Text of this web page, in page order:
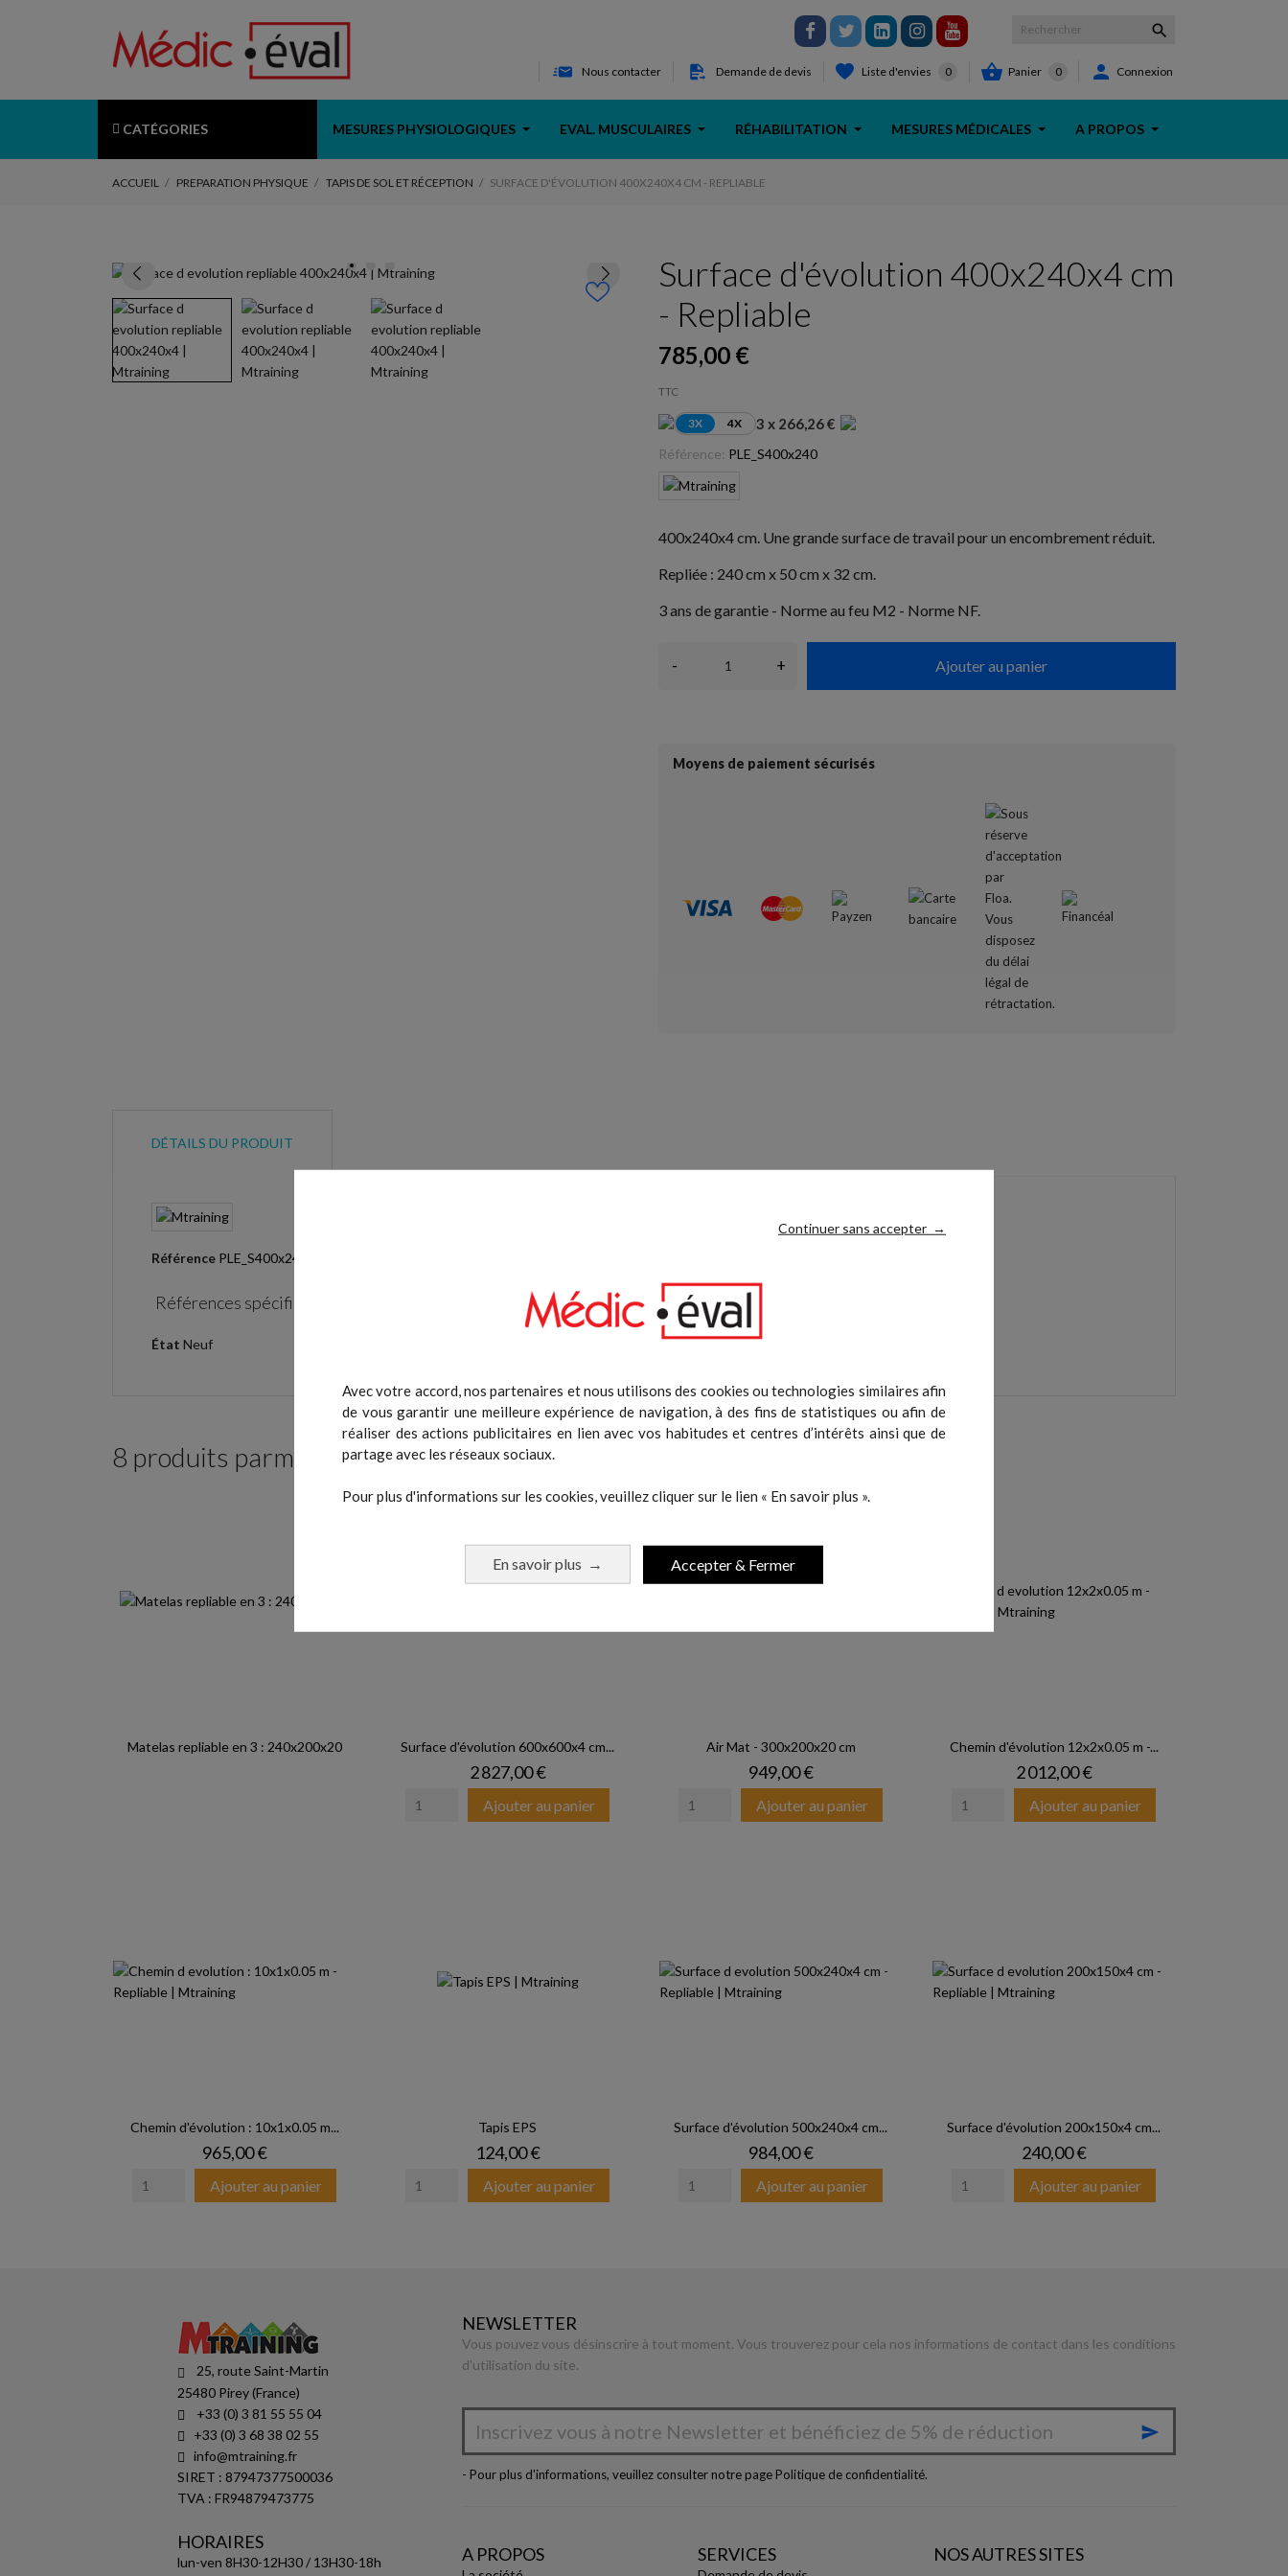
Continuer sans accepter →
Avec votre accord, nos partenaires et nous utilisons des cookies ou technologies similaires afin
de vous garantir une meilleure expérience de navigation, à des fins de statistiques ou afin de
réaliser des actions publicitaires en lien avec vos habitudes et centres d’intérêts ainsi que de
partage avec les réseaux sociaux.
Pour plus d'informations sur les cookies, veuillez cliquer sur le lien « En savoir plus ».
En savoir plus → Accepter & Fermer

Nous contacter Demande de devis Liste d'envies 0  Panier 0  Connexion
CATÉGORIES MESURES PHYSIOLOGIQUES EVAL. MUSCULAIRES RÉHABILITATION MESURES MÉDICALES A PROPOS
ACCUEIL PREPARATION PHYSIQUE TAPIS DE SOL ET RÉCEPTION SURFACE D'ÉVOLUTION 400X240X4 CM - REPLIABLE
Surface d'évolution 400x240x4 cm
- Repliable
785,00 €
TTC
3X 4X 3 x 266,26 €
Référence: PLE_S400x240
400x240x4 cm. Une grande surface de travail pour un encombrement réduit.
Repliée : 240 cm x 50 cm x 32 cm.
3 ans de garantie - Norme au feu M2 - Norme NF.
- + Ajouter au panier
Moyens de paiement sécurisés
DÉTAILS DU PRODUIT
Référence PLE_S400x240
Références spécifiques
État Neuf
8 produits parmi ceux de la même catégorie :
Matelas repliable en 3 : 240x200x20 Surface d'évolution 600x600x4 cm...
Prix
2 827,00 €
Ajouter au panier
Air Mat - 300x200x20 cm
Prix
949,00 €
Ajouter au panier
Chemin d'évolution 12x2x0.05 m -...
Prix
2 012,00 €
Ajouter au panier
Chemin d'évolution : 10x1x0.05 m...
Prix
965,00 €
Ajouter au panier
Tapis EPS
Prix
124,00 €
Ajouter au panier
Surface d'évolution 500x240x4 cm...
Prix
984,00 €
Ajouter au panier
Surface d'évolution 200x150x4 cm...
Prix
240,00 €
Ajouter au panier
25, route Saint-Martin
25480 Pirey (France)
+33 (0) 3 81 55 55 04
+33 (0) 3 68 38 02 55
info@mtraining.fr
SIRET : 87947377500036
TVA : FR94879473775
HORAIRES
lun-ven 8H30-12H30 / 13H30-18h
NEWSLETTER
Vous pouvez vous désinscrire à tout moment. Vous trouverez pour cela nos informations de contact dans les conditions
d'utilisation du site.

- Pour plus d'informations, veuillez consulter notre page Politique de confidentialité.
A PROPOS SERVICES NOS AUTRES SITES